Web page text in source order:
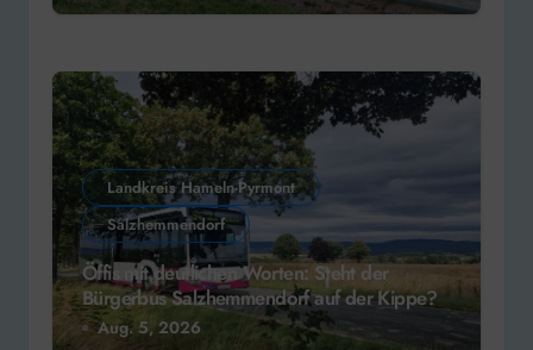
Landkreis Hameln-Pyrmont
Salzhemmendorf
Öffis mit deutlichen Worten: Steht der
Bürgerbus Salzhemmendorf auf der Kippe?
Aug. 5, 2026